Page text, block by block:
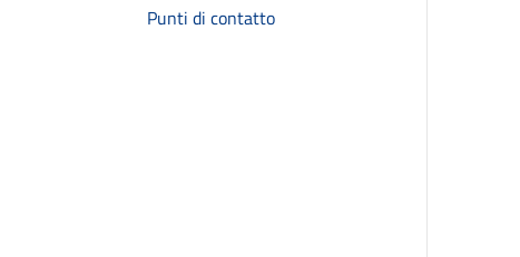
Punti di contatto